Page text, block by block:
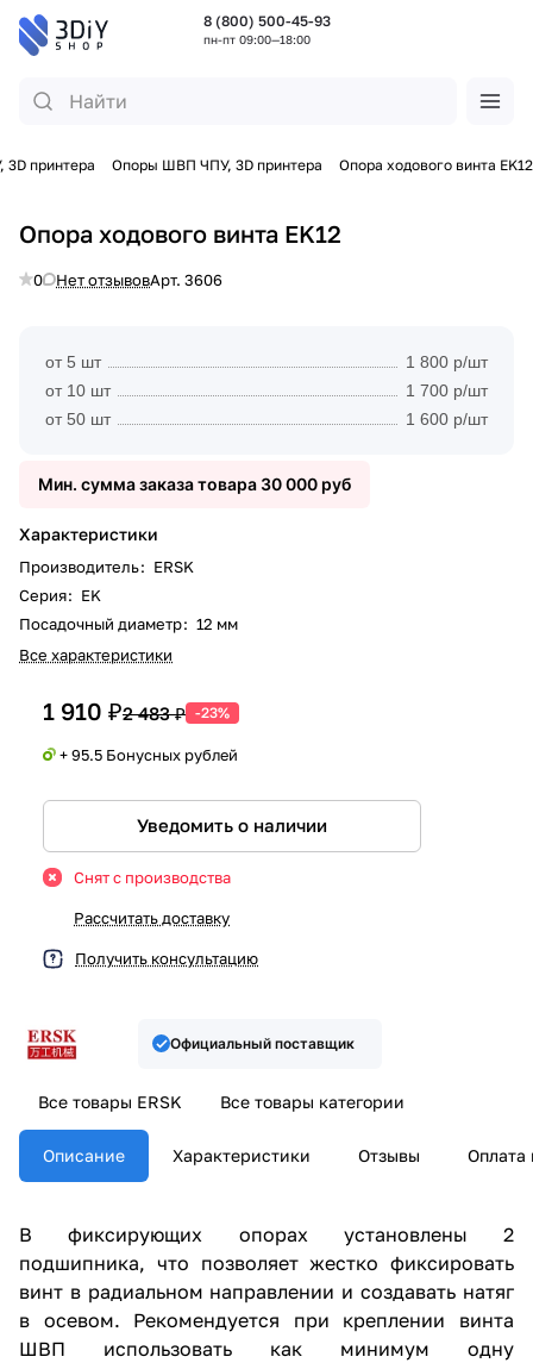
8 (800) 500-45-93
пн-пт 09:00—18:00
принтера Опоры ШВП ЧПУ, 3D принтера Опора ходового винта EK12
Опора ходового винта EK12
0 Нет отзывовАрт. 3606
от 5 шт
1 800 р/шт
от 10 шт
1 700 р/шт
от 50 шт
1 600 р/шт
Мин. сумма заказа товара 30 000 руб
Характеристики
Производитель: ERSK
Серия: EK
Посадочный диаметр: 12 мм
Все характеристики
1 910 ₽2 483 ₽ -23%
+ 95.5 Бонусных рублей
Уведомить о наличии
Снят с производства
Рассчитать доставку
Получить консультацию
Официальный поставщик
Все товары ERSK Все товары категории
Описание Характеристики Отзывы Оплата
В фиксирующих опорах установлены 2
подшипника, что позволяет жестко фиксировать
винт в радиальном направлении и создавать натяг
в осевом. Рекомендуется при креплении винта
ШВП использовать как минимум одну